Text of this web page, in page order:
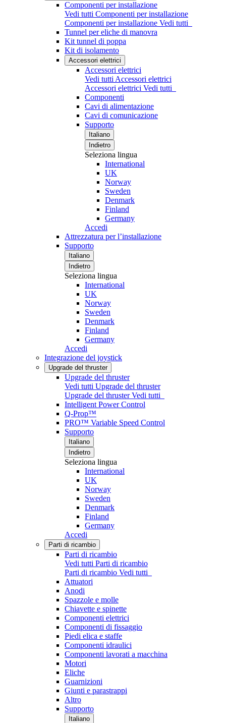
Componenti per installazione
Vedi tutti Componenti per installazione
Componenti per installazione Vedi tutti
Tunnel per eliche di manovra
Kit tunnel di poppa
Kit di isolamento
Accessori elettrici
Accessori elettrici
Vedi tutti Accessori elettrici
Accessori elettrici Vedi tutti
Componenti
Cavi di alimentazione
Cavi di comunicazione
Supporto
Italiano
Indietro
Seleziona lingua
International
UK
Norway
Sweden
Denmark
Finland
Germany
Accedi
Attrezzatura per l’installazione
Supporto
Italiano
Indietro
Seleziona lingua
International
UK
Norway
Sweden
Denmark
Finland
Germany
Accedi
Integrazione del joystick
Upgrade del thruster
Upgrade del thruster
Vedi tutti Upgrade del thruster
Upgrade del thrusterVedi tutti
Intelligent Power Control
Q-Prop™
PRO™ Variable Speed Control
Supporto
Italiano
Indietro
Seleziona lingua
International
UK
Norway
Sweden
Denmark
Finland
Germany
Accedi
Parti di ricambio
Parti di ricambio
Vedi tutti Parti di ricambio
Parti di ricambio Vedi tutti
Attuatori
Anodi
Spazzole e molle
Chiavette e spinette
Componenti elettrici
Componenti di fissaggio
Piedi elica e staffe
Componenti idraulici
Componenti lavorati a macchina
Motori
Eliche
Guarnizioni
Giunti e parastrappi
Altro
Supporto
Italiano